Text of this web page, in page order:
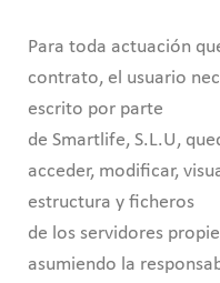
Para toda actuación
contrato, el usuario
escrito por parte
de Smartlife, S.L.U,
acceder, modificar,
estructura y ficheros
de los servidores
asumiendo la